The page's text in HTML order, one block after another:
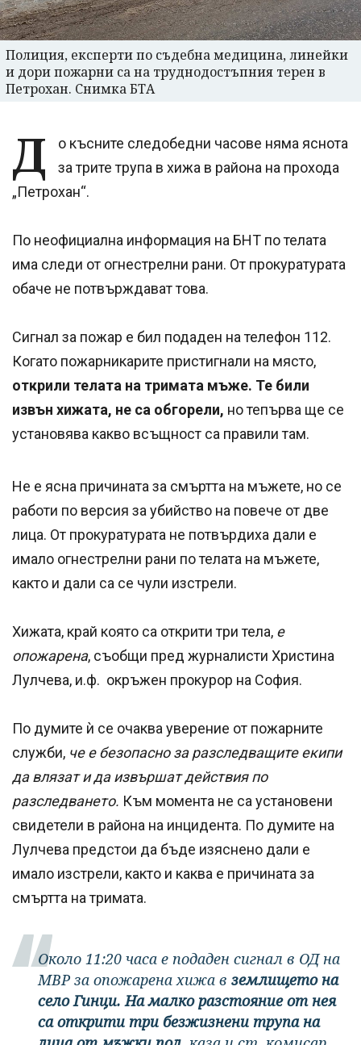
Полиция, експерти по съдебна медицина, линейки
и дори пожарни са на труднодостъпния терен в
Петрохан. Снимка БТА
Д
о късните следобедни часове няма яснота
за трите трупа в хижа в района на прохода
„Петрохан“.
По неофициална информация на БНТ по телата
има следи от огнестрелни рани. От прокуратурата
обаче не потвърждават това.
Сигнал за пожар е бил подаден на телефон 112.
Когато пожарникарите пристигнали на място,
открили телата на тримата мъже. Те били
извън хижата, не са обгорели, но тепърва ще се
установява какво всъщност са правили там.
Не е ясна причината за смъртта на мъжете, но се
работи по версия за убийство на повече от две
лица. От прокуратурата не потвърдиха дали е
имало огнестрелни рани по телата на мъжете,
както и дали са се чули изстрели.
Хижата, край която са открити три тела, е
опожарена, съобщи пред журналисти Христина
Лулчева, и.ф. окръжен прокурор на София.
По думите ѝ се очаква уверение от пожарните
служби, че е безопасно за разследващите екипи
да влязат и да извършат действия по
разследването. Към момента не са установени
свидетели в района на инцидента. По думите на
Лулчева предстои да бъде изяснено дали е
имало изстрели, както и каква е причината за
смъртта на тримата.
Около 11:20 часа е подаден сигнал в ОД на
МВР за опожарена хижа в землището на
село Гинци. На малко разстояние от нея
са открити три безжизнени трупа на